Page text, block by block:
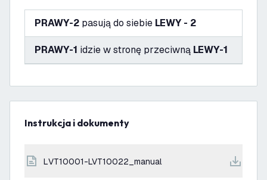
PRAWY-2 pasują do siebie LEWY - 2
PRAWY-1 idzie w stronę przeciwną LEWY-1
Instrukcja i dokumenty
LVT10001-LVT10022_manual